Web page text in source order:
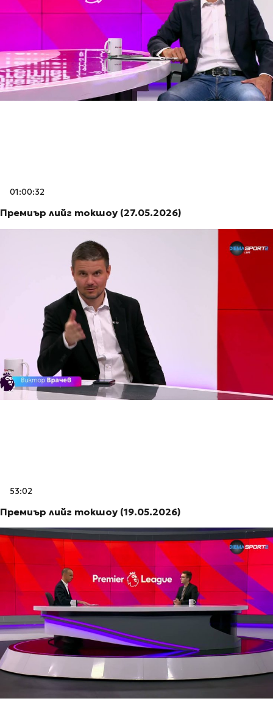
01:00:32
Премиър лийг токшоу (27.05.2026)
53:02
Премиър лийг токшоу (19.05.2026)